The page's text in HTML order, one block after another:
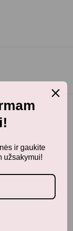
ir gaukite
užsakymui!